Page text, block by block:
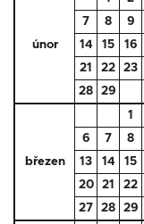
únor
7 8 9
14
15 16
21
22 23
28
29
březen
1
6 7 8
13
14 15
20
21 22
27
28 29